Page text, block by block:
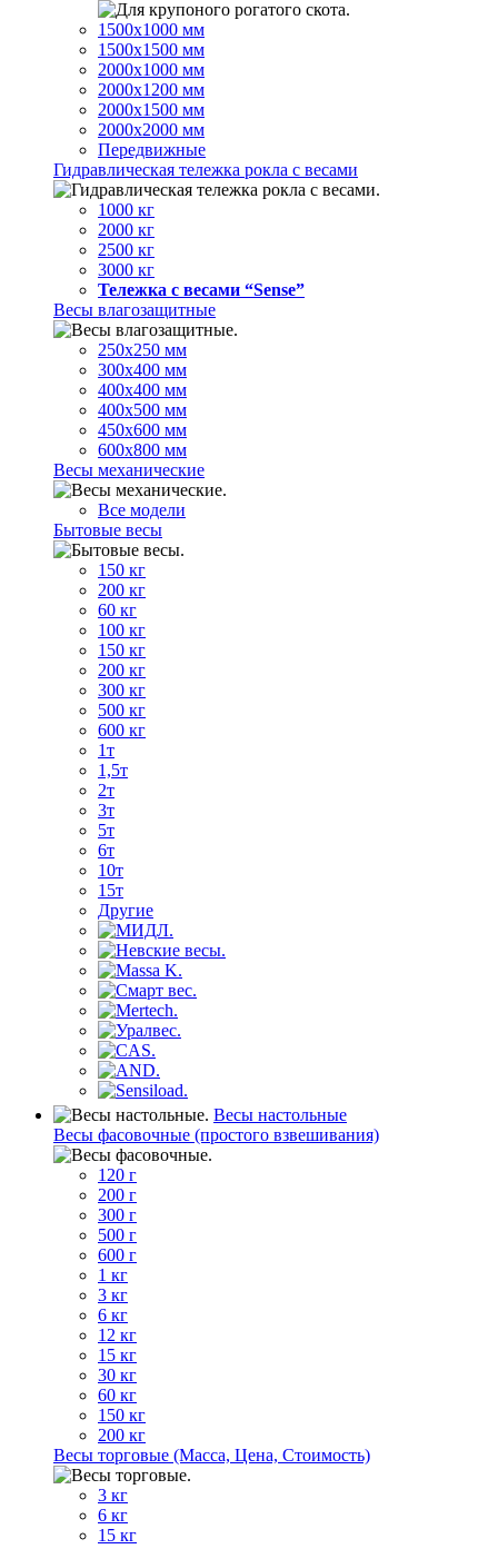
1500х1000 мм
1500х1500 мм
2000х1000 мм
2000х1200 мм
2000х1500 мм
2000х2000 мм
Передвижные
Гидравлическая тележка рокла с весами
1000 кг
2000 кг
2500 кг
3000 кг
Тележка с весами “Sense”
Весы влагозащитные
250х250 мм
300х400 мм
400х400 мм
400х500 мм
450х600 мм
600х800 мм
Весы механические
Все модели
Бытовые весы
150 кг
200 кг
60 кг
100 кг
150 кг
200 кг
300 кг
500 кг
600 кг
1т
1,5т
2т
3т
5т
6т
10т
15т
Другие
Весы настольные
Весы фасовочные (простого взвешивания)
120 г
200 г
300 г
500 г
600 г
1 кг
3 кг
6 кг
12 кг
15 кг
30 кг
60 кг
150 кг
200 кг
Весы торговые (Масса, Цена, Стоимость)
3 кг
6 кг
15 кг